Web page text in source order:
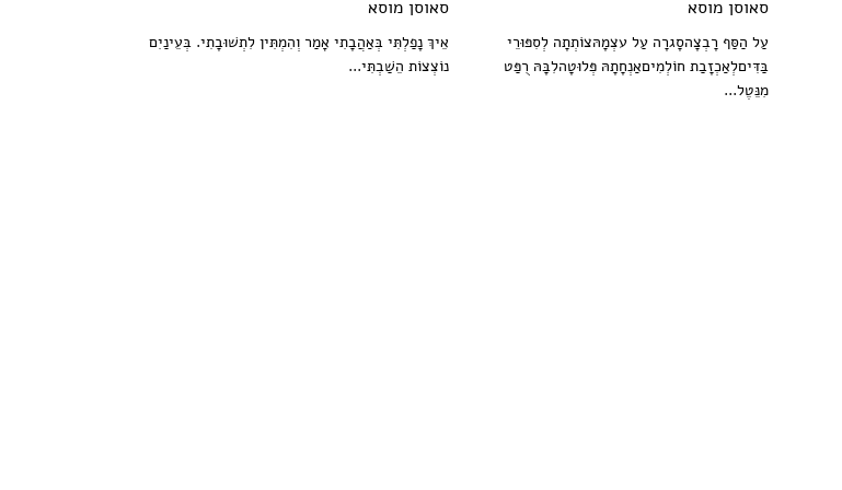
סאוסן מוסא
עַל הַסַּף רָבְצָהסָגרָה עַל עצְמָהּצוֹתְתָה לְסִפּוּרֵי
בַּדִּיםלְאַכְזָבַת חוֹלְמִיםאַנְחָתָהּ פְּלוּטָהלִבָּהּ רֻפַּט
מִנֵּטֶל...
סאוסן מוסא
אֵיךְ נָפַלְתִּי בְּאַהֲבָתִי אָמַר וְהִמְתִּין לִתְשׁוּבָתִי. בְּעֵינַיִם
נוֹצְצוֹת הֵשַׁבְתִּי...